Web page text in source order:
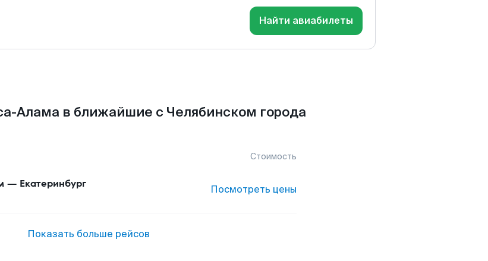
Найти авиабилеты
Алама в ближайшие с Челябинском города
Стоимость
— Екатеринбург Посмотреть цены
Показать больше рейсов